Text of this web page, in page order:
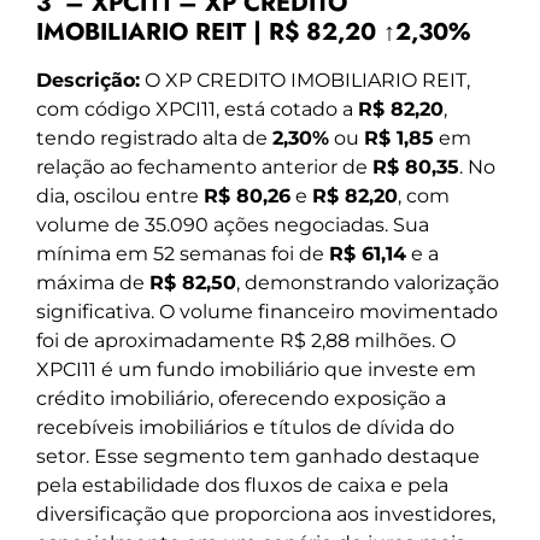
IMOBILIARIO REIT | R$ 82,20 ↑2,30%
Descrição: O XP CREDITO IMOBILIARIO REIT,
com código XPCI11, está cotado a R$ 82,20,
tendo registrado alta de 2,30% ou R$ 1,85 em
relação ao fechamento anterior de R$ 80,35. No
dia, oscilou entre R$ 80,26 e R$ 82,20, com
volume de 35.090 ações negociadas. Sua
mínima em 52 semanas foi de R$ 61,14 e a
máxima de R$ 82,50, demonstrando valorização
significativa. O volume financeiro movimentado
foi de aproximadamente R$ 2,88 milhões. O
XPCI11 é um fundo imobiliário que investe em
crédito imobiliário, oferecendo exposição a
recebíveis imobiliários e títulos de dívida do
setor. Esse segmento tem ganhado destaque
pela estabilidade dos fluxos de caixa e pela
diversificação que proporciona aos investidores,